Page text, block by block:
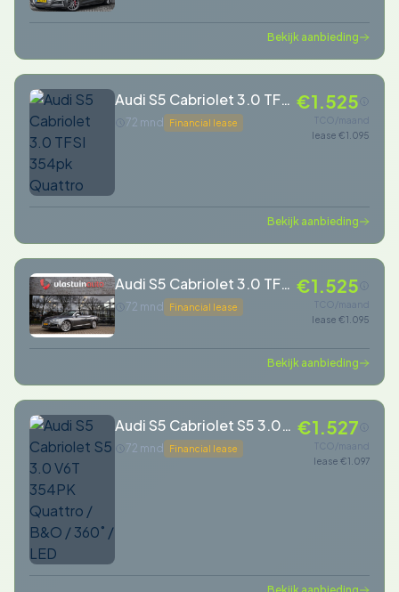
Bekijk aanbieding
Audi S5 Cabriolet 3.0 TFSI
354pk Quattro
72 mnd Financial lease
€1.525
TCO/maand
lease €1.095
Bekijk aanbieding
Audi S5 Cabriolet 3.0 TFSI
S5 quattro Pro Line Plus
72 mnd Financial lease
€1.525
TCO/maand
lease €1.095
Bekijk aanbieding
Audi S5 Cabriolet S5 3.0
V6T 354PK Quattro / B&O
72 mnd Financial lease
€1.527
TCO/maand
lease €1.097